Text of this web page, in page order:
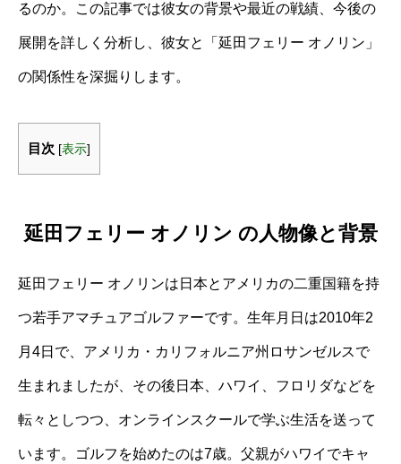
るのか。この記事では彼女の背景や最近の戦績、今後の
展開を詳しく分析し、彼女と「延田フェリー オノリン」
の関係性を深掘りします。
目次 [表示]
延田フェリー オノリン の人物像と背景
延田フェリー オノリンは日本とアメリカの二重国籍を持
つ若手アマチュアゴルファーです。生年月日は2010年2
月4日で、アメリカ・カリフォルニア州ロサンゼルスで
生まれましたが、その後日本、ハワイ、フロリダなどを
転々としつつ、オンラインスクールで学ぶ生活を送って
います。ゴルフを始めたのは7歳。父親がハワイでキャ